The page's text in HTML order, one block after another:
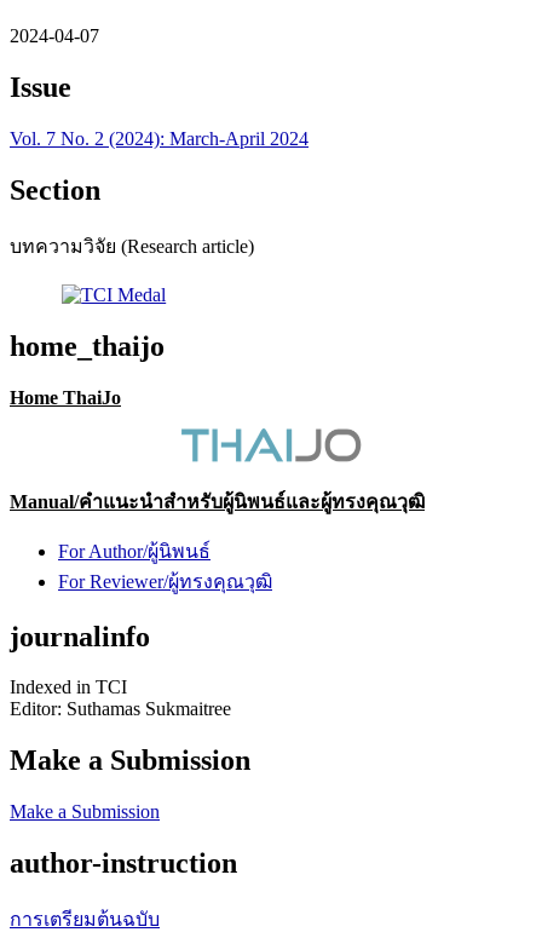
2024-04-07
Issue
Vol. 7 No. 2 (2024): March-April 2024
Section
บทความวิจัย (Research article)
home_thaijo
Home ThaiJo
Manual/คำแนะนำสำหรับผู้นิพนธ์และผู้ทรงคุณวุฒิ
For Author/ผู้นิพนธ์
For Reviewer/ผู้ทรงคุณวุฒิ
journalinfo
Indexed in TCI
Editor: Suthamas Sukmaitree
Make a Submission
Make a Submission
author-instruction
การเตรียมต้นฉบับ